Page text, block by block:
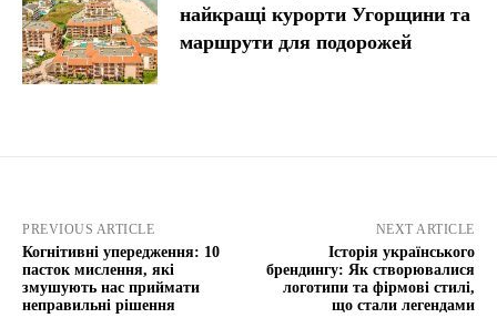
найкращі курорти Угорщини та
маршрути для подорожей
PREVIOUS ARTICLE
Когнітивні упередження: 10
пасток мислення, які
змушують нас приймати
неправильні рішення
NEXT ARTICLE
Історія українського
брендингу: Як створювалися
логотипи та фірмові стилі,
що стали легендами